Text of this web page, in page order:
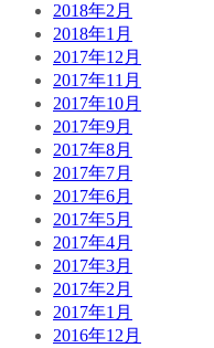
2018年2月
2018年1月
2017年12月
2017年11月
2017年10月
2017年9月
2017年8月
2017年7月
2017年6月
2017年5月
2017年4月
2017年3月
2017年2月
2017年1月
2016年12月